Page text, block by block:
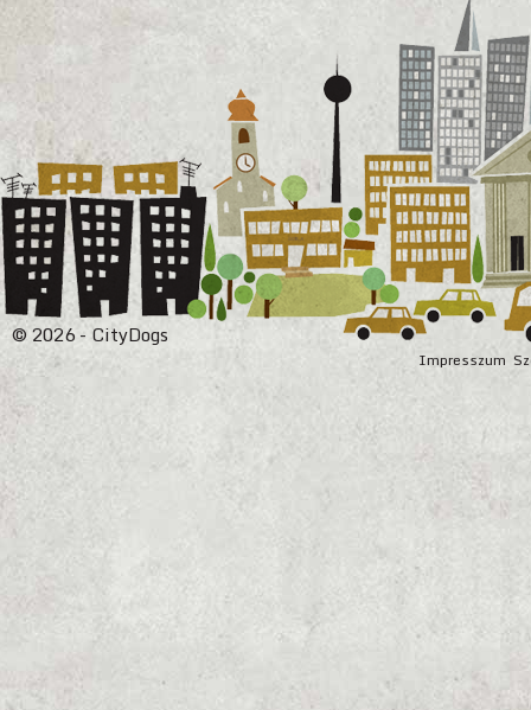
Impresszum
© 2026 - CityDogs